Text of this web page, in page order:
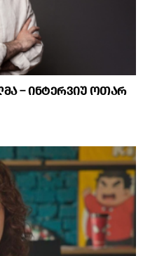
– ინტერვიუ ოთარ